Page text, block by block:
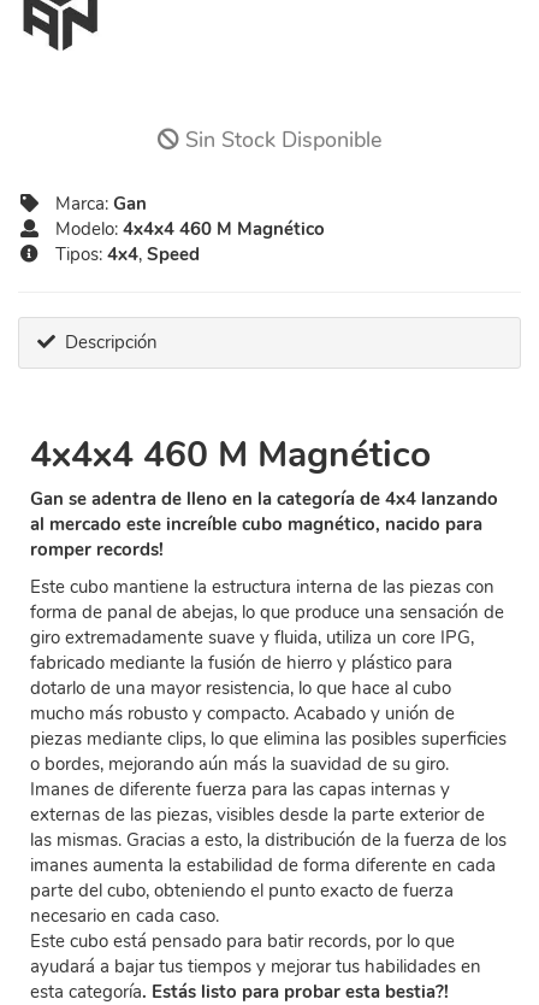
Sin Stock Disponible
Marca: Gan
Modelo: 4x4x4 460 M Magnético
Tipos: 4x4, Speed
Descripción
4x4x4 460 M Magnético
Gan se adentra de lleno en la categoría de 4x4 lanzando
al mercado este increíble cubo magnético, nacido para
romper records!
Este cubo mantiene la estructura interna de las piezas con
forma de panal de abejas, lo que produce una sensación de
giro extremadamente suave y fluida, utiliza un core IPG,
fabricado mediante la fusión de hierro y plástico para
dotarlo de una mayor resistencia, lo que hace al cubo
mucho más robusto y compacto. Acabado y unión de
piezas mediante clips, lo que elimina las posibles superficies
o bordes, mejorando aún más la suavidad de su giro.
Imanes de diferente fuerza para las capas internas y
externas de las piezas, visibles desde la parte exterior de
las mismas. Gracias a esto, la distribución de la fuerza de los
imanes aumenta la estabilidad de forma diferente en cada
parte del cubo, obteniendo el punto exacto de fuerza
necesario en cada caso.
Este cubo está pensado para batir records, por lo que
ayudará a bajar tus tiempos y mejorar tus habilidades en
esta categoría. Estás listo para probar esta bestia?!